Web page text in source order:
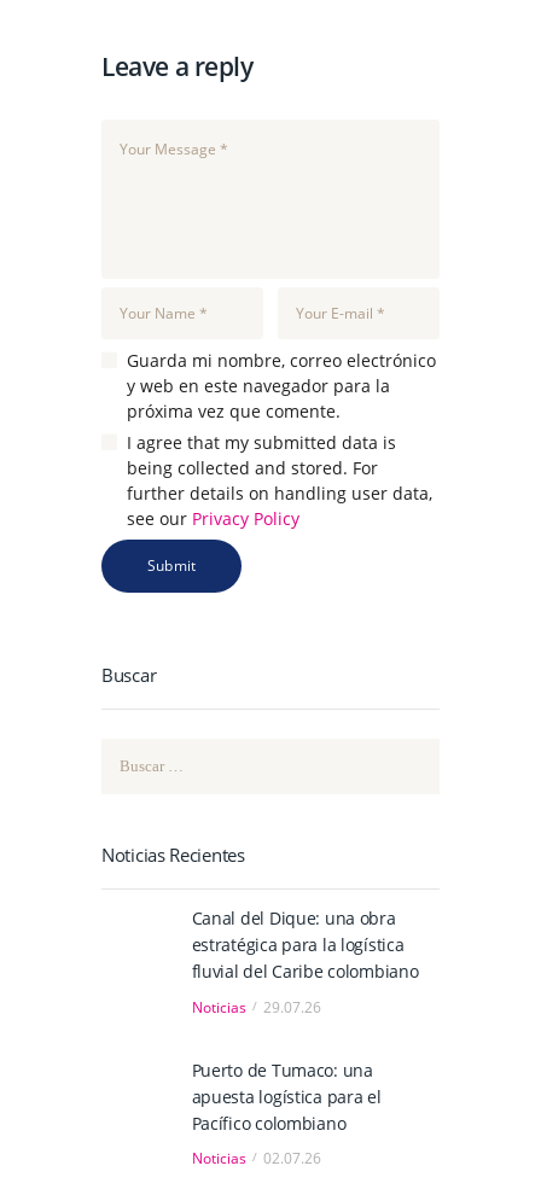
Leave a reply
Guarda mi nombre, correo electrónico
y web en este navegador para la
próxima vez que comente.
I agree that my submitted data is
being collected and stored. For
further details on handling user data,
see our Privacy Policy
Buscar
Noticias Recientes
Canal del Dique: una obra
estratégica para la logística
fluvial del Caribe colombiano
Noticias 29.07.26
Puerto de Tumaco: una
apuesta logística para el
Pacífico colombiano
Noticias 02.07.26